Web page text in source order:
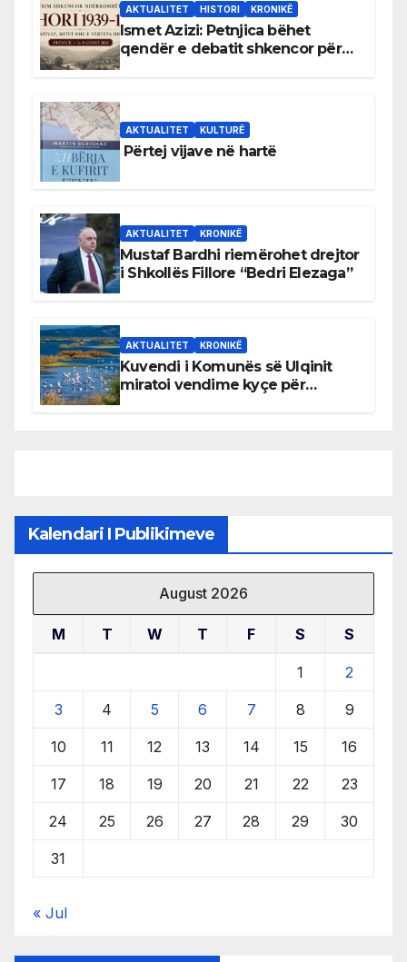
AKTUALITET HISTORI KRONIKË
Ismet Azizi: Petnjica bëhet
qendër e debatit shkencor për
AKTUALITET KULTURË
Përtej vijave në hartë
AKTUALITET KRONIKË
Mustaf Bardhi riemërohet drejtor
i Shkollës Fillore “Bedri Elezaga”
AKTUALITET KRONIKË
Kuvendi i Komunës së Ulqinit
miratoi vendime kyçe për
Kalendari I Publikimeve
August 2026
M T W T F S S
1 2
3 4 5 6 7 8 9
10 11 12 13 14 15 16
17 18 19 20 21 22 23
24 25 26 27 28 29 30
31
« Jul